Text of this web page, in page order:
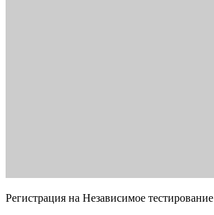
Регистрация на Независимое тестирование